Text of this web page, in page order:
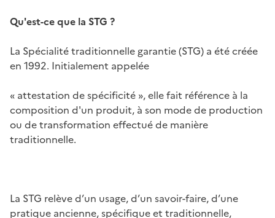
Qu'est-ce que la STG ?
La Spécialité traditionnelle garantie (STG) a été créée
en 1992. Initialement appelée
« attestation de spécificité », elle fait référence à la
composition d'un produit, à son mode de production
ou de transformation effectué de manière
traditionnelle.
La STG relève d’un usage, d’un savoir-faire, d’une
pratique ancienne, spécifique et traditionnelle,